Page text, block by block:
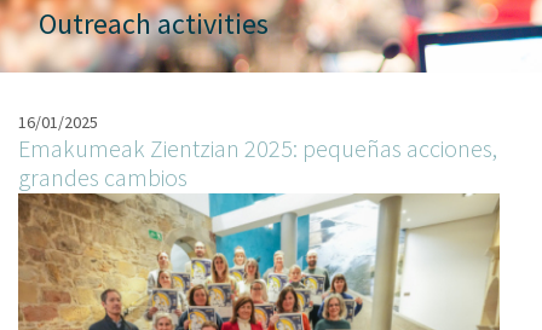
Outreach activities
16/01/2025
Emakumeak Zientzian 2025: pequeñas acciones,
grandes cambios